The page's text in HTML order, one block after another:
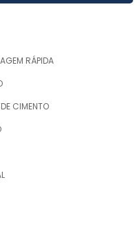
QUEIMADO
RÁPIDA
CIMENTO